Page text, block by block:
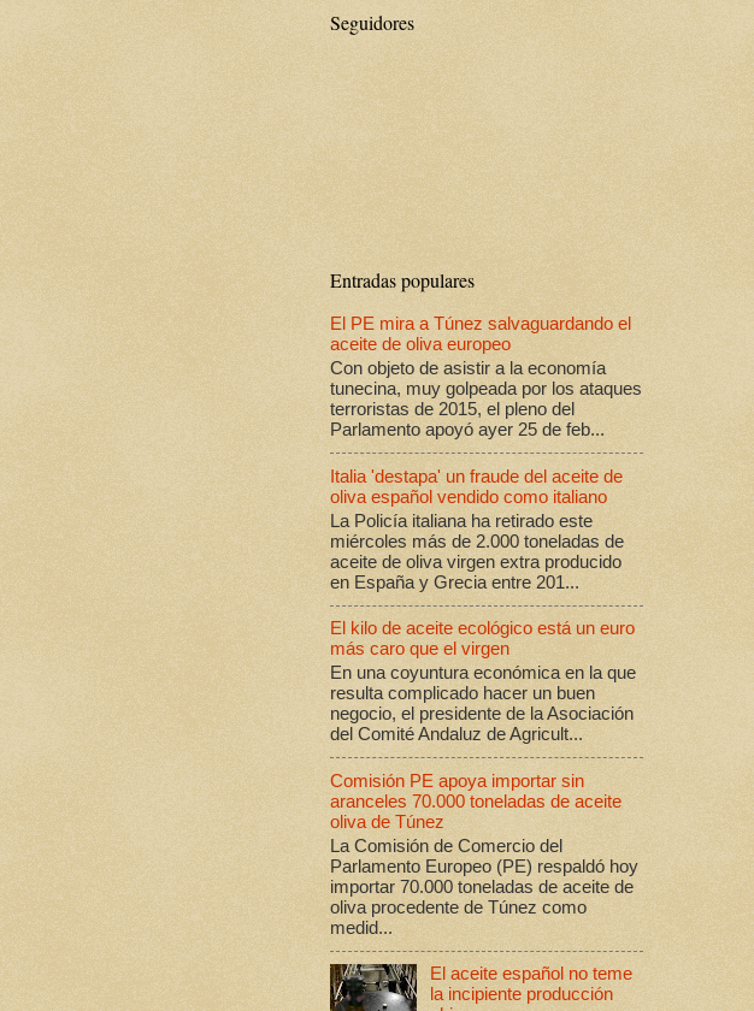
Seguidores
Entradas populares
El PE mira a Túnez salvaguardando el
aceite de oliva europeo
Con objeto de asistir a la economía
tunecina, muy golpeada por los ataques
terroristas de 2015, el pleno del
Parlamento apoyó ayer 25 de feb...
Italia 'destapa' un fraude del aceite de
oliva español vendido como italiano
La Policía italiana ha retirado este
miércoles más de 2.000 toneladas de
aceite de oliva virgen extra producido
en España y Grecia entre 201...
El kilo de aceite ecológico está un euro
más caro que el virgen
En una coyuntura económica en la que
resulta complicado hacer un buen
negocio, el presidente de la Asociación
del Comité Andaluz de Agricult...
Comisión PE apoya importar sin
aranceles 70.000 toneladas de aceite
oliva de Túnez
La Comisión de Comercio del
Parlamento Europeo (PE) respaldó hoy
importar 70.000 toneladas de aceite de
oliva procedente de Túnez como
medid...
El aceite español no teme
la incipiente producción